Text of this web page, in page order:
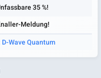
35 %!
Meldung!
Wave Quantum